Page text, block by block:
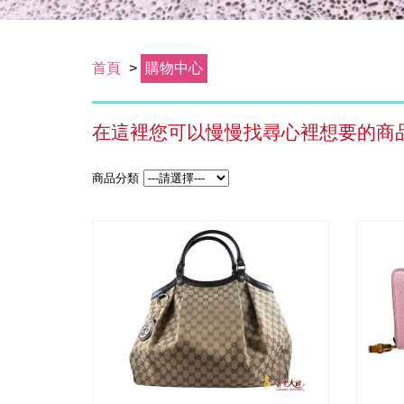
首頁 > 購物中心
在這裡您可以慢慢找尋心裡想要的商
商品分類